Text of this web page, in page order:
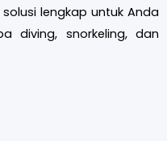
lengkap untuk Anda
diving, snorkeling, dan